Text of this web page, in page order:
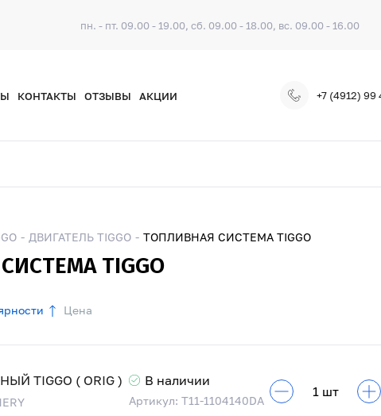
пн. - пт. 09.00 - 19.00, сб. 09.00 - 18.00, вс. 09.00 - 16.00
КОНТАКТЫ ОТЗЫВЫ АКЦИИ +7 (4912) 99
ДВИГАТЕЛЬ TIGGO ТОПЛИВНАЯ СИСТЕМА TIGGO
TIGGO
Цена
TIGGO ( ORIG ) В наличии
Артикул: T11-1104140DA